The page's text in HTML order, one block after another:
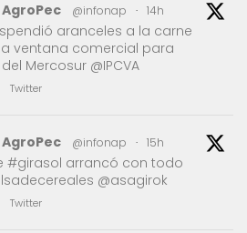
@infonap · 14h
aranceles a la carne
ventana comercial para
Mercosur @IPCVA
Twitter
@infonap · 15h
#girasol arrancó con todo
@asagirok
Twitter